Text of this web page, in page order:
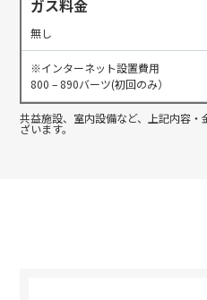
ガス料金
無し
※インターネット設置費用
800 – 890バーツ(初回のみ）
共益施設、室内設備など、上記内容
ざいます。